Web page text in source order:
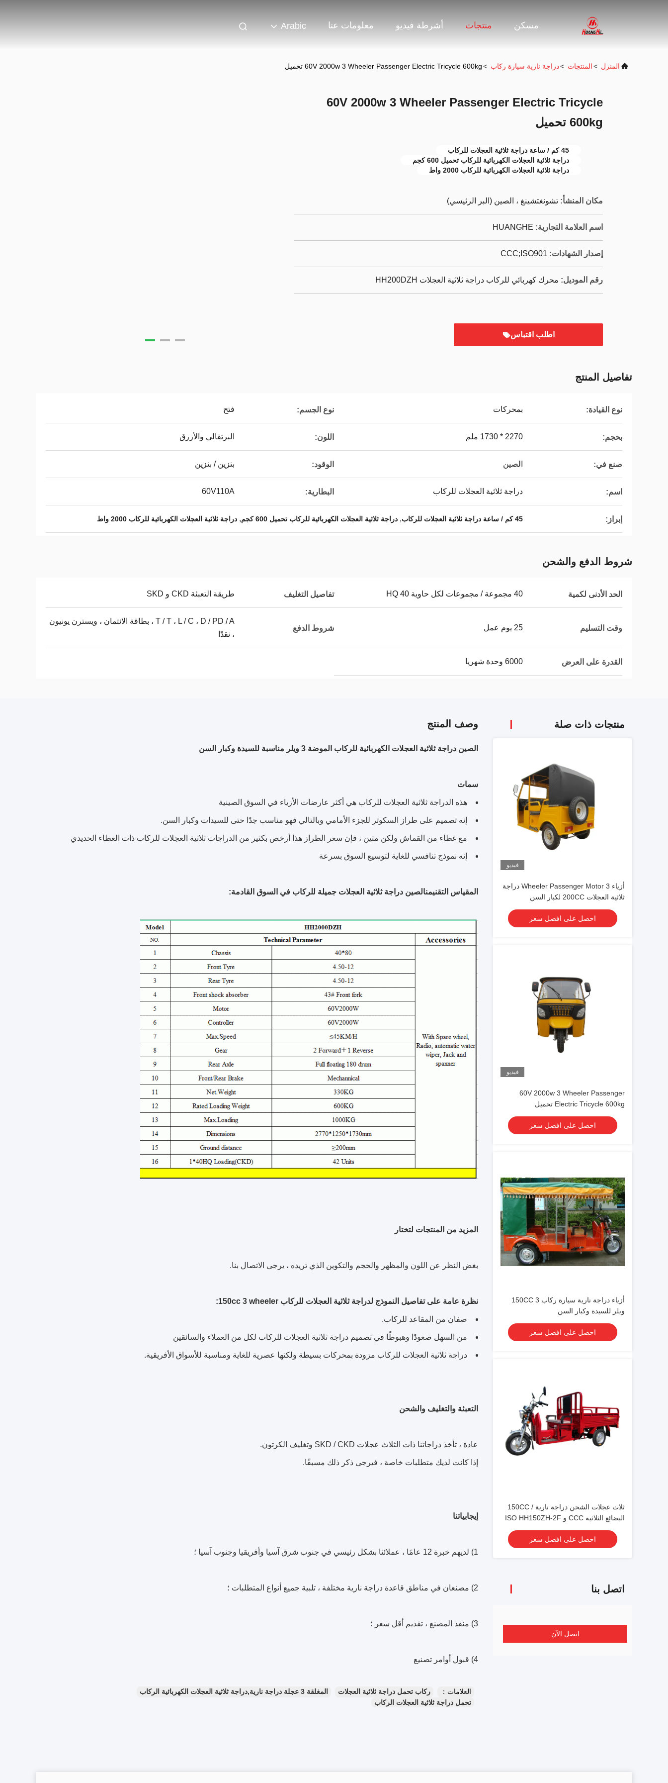
مسكن منتجات أشرطة فيديو معلومات عنا Arabic
المنزل >المنتجات >دراجة نارية سيارة ركاب >60V 2000w 3 Wheeler Passenger Electric Tricycle 600kg تحميل
60V 2000w 3 Wheeler Passenger Electric Tricycle
600kg تحميل
45 كم / ساعة دراجة ثلاثية العجلات للركاب
دراجة ثلاثية العجلات الكهربائية للركاب تحميل 600 كجم
دراجة ثلاثية العجلات الكهربائية للركاب 2000 واط
مكان المنشأ: تشونغتشينغ ، الصين (البر الرئيسي)
اسم العلامة التجارية: HUANGHE
إصدار الشهادات: CCC;ISO901
رقم الموديل: محرك كهربائي للركاب دراجة ثلاثية العجلات HH200DZH
اطلب اقتباس
تفاصيل المنتج
نوع القيادة: بمحركات نوع الجسم: فتح
بحجم: 2270 * 1730 ملم اللون: البرتقالي والأزرق
صنع في: الصين الوقود: بنزين / بنزين
اسم: دراجة ثلاثية العجلات للركاب البطارية: 60V110A
إبراز: 45 كم / ساعة دراجة ثلاثية العجلات للركاب , دراجة ثلاثية العجلات الكهربائية للركاب تحميل 600 كجم , دراجة ثلاثية العجلات الكهربائية للركاب 2000 واط
شروط الدفع والشحن
الحد الأدنى لكمية 40 مجموعة / مجموعات لكل حاوية 40 HQ تفاصيل التغليف طريقة التعبئة CKD و SKD
وقت التسليم 25 يوم عمل شروط الدفع
T / T ، L / C ، D / PD / A ، بطاقة الائتمان ، ويسترن يونيون
، نقدًا
القدرة على العرض 6000 وحدة شهريا
منتجات ذات صلة
فيديو
أزياء 3 Wheeler Passenger Motor دراجة
ثلاثية العجلات 200CC لكبار السن
احصل على افضل سعر
فيديو
60V 2000w 3 Wheeler Passenger
Electric Tricycle 600kg تحميل
احصل على افضل سعر
أزياء دراجة نارية سيارة ركاب 150CC 3
ويلر للسيدة وكبار السن
احصل على افضل سعر
ثلاث عجلات الشحن دراجة نارية / 150CC
البضائع الثلاثيه CCC و ISO HH150ZH-2F
احصل على افضل سعر
اتصل بنا
اتصل الآن
وصف المنتج
الصين دراجة ثلاثية العجلات الكهربائية للركاب الموضة 3 ويلر مناسبة للسيدة وكبار السن
سمات
هذه الدراجة ثلاثية العجلات للركاب هي أكثر عارضات الأزياء في السوق الصينية
إنه تصميم على طراز السكوتر للجزء الأمامي وبالتالي فهو مناسب جدًا حتى للسيدات وكبار السن.
مع غطاء من القماش ولكن متين ، فإن سعر الطراز هذا أرخص بكثير من الدراجات ثلاثية العجلات للركاب ذات الغطاء الحديدي
إنه نموذج تنافسي للغاية لتوسيع السوق بسرعة
المقياس التقنيمنالصين دراجة ثلاثية العجلات جميلة للركاب في السوق القادمة:
المزيد من المنتجات لتختار
بغض النظر عن اللون والمظهر والحجم والتكوين الذي تريده ، يرجى الاتصال بنا.
نظرة عامة على تفاصيل النموذج لدراجة ثلاثية العجلات للركاب 150cc 3 wheeler:
صفان من المقاعد للركاب.
من السهل صعودًا وهبوطًا في تصميم دراجة ثلاثية العجلات للركاب لكل من العملاء والسائقين
دراجة ثلاثية العجلات للركاب مزودة بمحركات بسيطة ولكنها عصرية للغاية ومناسبة للأسواق الأفريقية.
التعبئة والتغليف والشحن
عادة ، تأخذ دراجاتنا ذات الثلاث عجلات SKD / CKD وتغليف الكرتون.
إذا كانت لديك متطلبات خاصة ، فيرجى ذكر ذلك مسبقًا.
إيجابياتنا
1) لديهم خبرة 12 عامًا ، عملائنا بشكل رئيسي في جنوب شرق آسيا وأفريقيا وجنوب آسيا ؛
2) مصنعان في مناطق قاعدة دراجة نارية مختلفة ، تلبية جميع أنواع المتطلبات ؛
3) منفذ المصنع ، تقديم أقل سعر ؛
4) قبول أوامر تصنيع
العلامات： ركاب تحمل دراجة ثلاثية العجلات
المغلقة 3 عجلة دراجة نارية,دراجة ثلاثية العجلات الكهربائية الركاب
تحمل دراجة ثلاثية العجلات الركاب